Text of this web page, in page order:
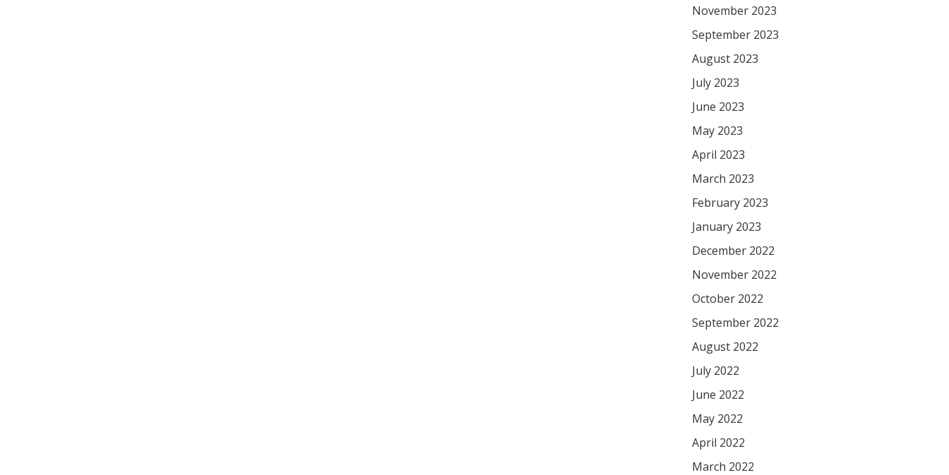
November 2023
September 2023
August 2023
July 2023
June 2023
May 2023
April 2023
March 2023
February 2023
January 2023
December 2022
November 2022
October 2022
September 2022
August 2022
July 2022
June 2022
May 2022
April 2022
March 2022